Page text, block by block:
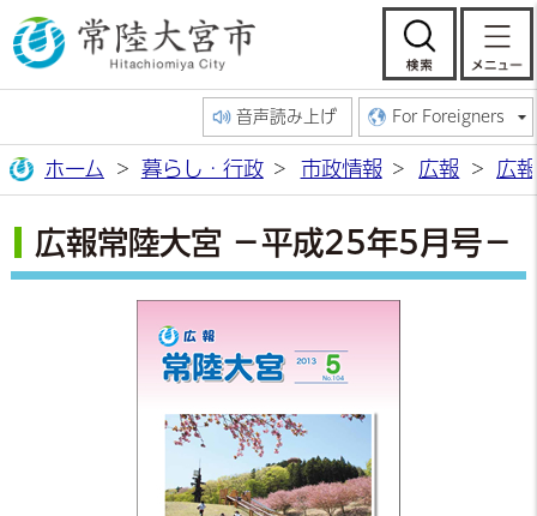
常陸大宮市公
検
音声読み上げ For Foreigners
ホーム 暮らし・行政 市政情報 広報 広
広報常陸大宮 －平成25年5月号－